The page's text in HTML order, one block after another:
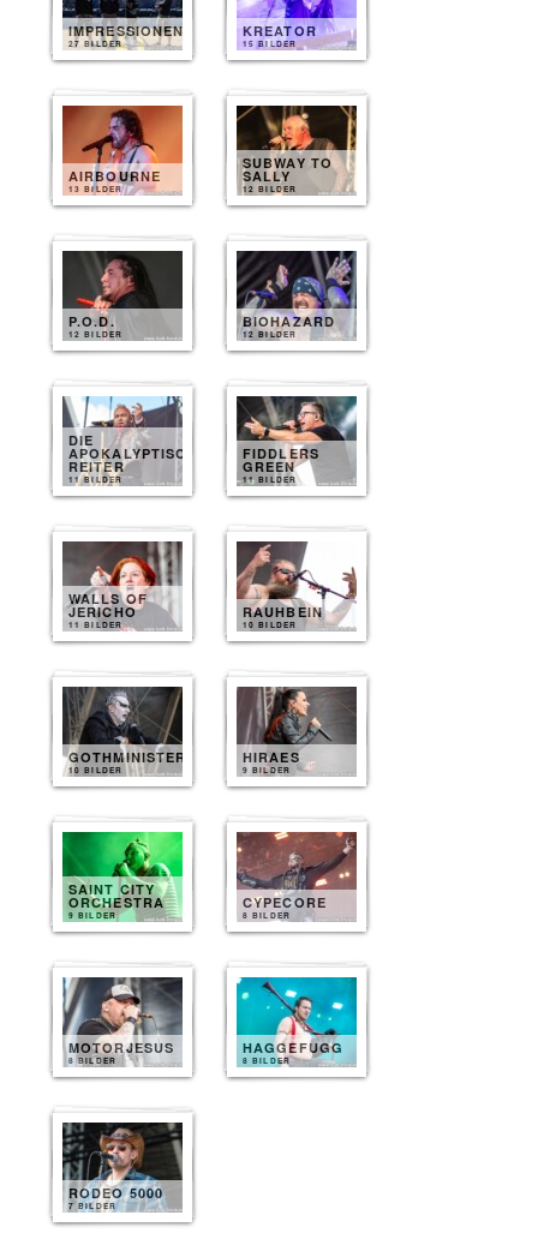
IMPRESSIONEN
27 BILDER
KREATOR
15 BILDER
AIRBOURNE
13 BILDER
SUBWAY TO
SALLY
12 BILDER
P.O.D.
12 BILDER
BIOHAZARD
12 BILDER
DIE
APOKALYPTISCHEN
REITER
11 BILDER
FIDDLERS
GREEN
11 BILDER
WALLS OF
JERICHO
11 BILDER
RAUHBEIN
10 BILDER
GOTHMINISTER
10 BILDER
HIRAES
9 BILDER
SAINT CITY
ORCHESTRA
9 BILDER
CYPECORE
8 BILDER
MOTORJESUS
8 BILDER
HAGGEFUGG
8 BILDER
RODEO 5000
7 BILDER